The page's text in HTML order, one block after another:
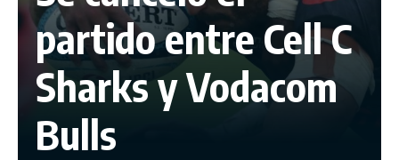
partido entre Cell C
Sharks y Vodacom
Bulls